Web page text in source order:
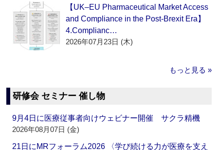
【UK–EU Pharmaceutical Market Access
and Compliance in the Post-Brexit Era】
4.Complianc…
2026年07月23日 (木)
もっと見る »
研修会 セミナー 催し物
9月4日に医療従事者向けウェビナー開催 サクラ精機
2026年08月07日 (金)
21日にMRフォーラム2026 〈学び続ける力が医療を支え